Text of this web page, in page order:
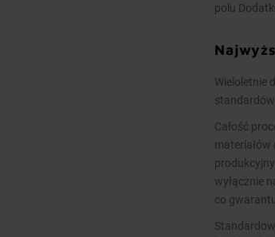
polu
Wieloletnie
Całość
materiałów
wyłącznie
co